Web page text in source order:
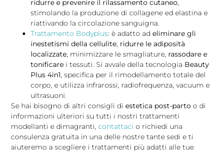
ridurre e prevenire il rilassamento cutaneo,
stimolando la produzione di collagene ed elastina e
riattivando la circolazione sanguigna.
Trattamento Bodyplus: è adatto adeliminare gli
inestetismi della cellulite, ridurre le adiposità
localizzate, minimizzare le smagliature, rassodare e
tonificare i tessuti. Si avvale della tecnologia Beauty
Plus 4in1, specifica per il rimodellamento totale del
corpo, e utilizza infrarossi, radiofrequenza, vacuum e
ultrasuoni.
Se hai bisogno di altri consigli diestetica post-parto o di
informazioni ulteriori su tutti i nostri trattamenti
modellanti e dimagranti,contattaci o richiedi una
consulenza gratuita in una delle nostre tante sedi e ti
aiuteremo a scegliere i trattamenti più adatti alle tue